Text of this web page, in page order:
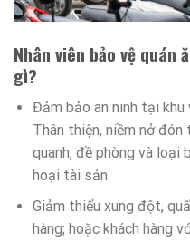
Nhân viên bảo vệ quán
gì?
Đảm bảo an ninh tại khu
Thân thiện, niềm nở đón
quanh, đề phòng và loại
hoại tài sản.
Giảm thiểu xung đột,
hàng; hoặc khách hàng